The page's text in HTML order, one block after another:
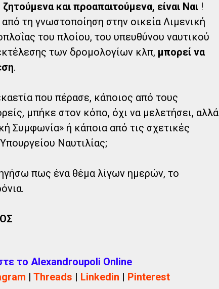
και προαπαιτούμενα, είναι Ναι !
από τη γνωστοποίηση στην οικεία Λιμενική
του πλοίου, του υπευθύνου ναυτικού
των δρομολογίων κλπ, μπορεί να
.
που πέρασε, κάποιος από τους
μπήκε στον κόπο, όχι να μελετήσει, αλλά
Συμφωνία» ή κάποια από τις σχετικές
Ναυτιλίας;
πως ένα θέμα λίγων ημερών, το
το Alexandroupoli Online
| Threads | Linkedin | Pinterest